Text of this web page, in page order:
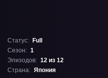
Статус:
Full
Сезон: 1
Эпизодов: 12 из 12
Страна: Япония